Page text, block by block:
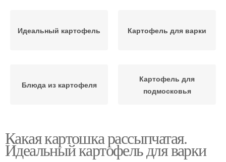
Идеальный картофель Картофель для варки
Блюда из картофеля
Картофель для
подмосковья
Какая картошка рассыпчатая.
Идеальный картофель для варки